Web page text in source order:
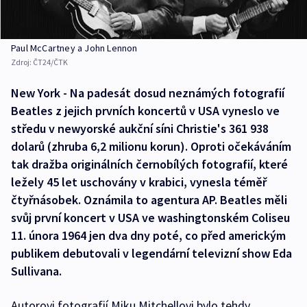
Paul McCartney a John Lennon
Zdroj: ČT24/ČTK
New York - Na padesát dosud neznámých fotografií
Beatles z jejich prvních koncertů v USA vyneslo ve
středu v newyorské aukční síni Christie's 361 938
dolarů (zhruba 6,2 milionu korun). Oproti očekáváním
tak dražba originálních černobílých fotografií, které
ležely 45 let uschovány v krabici, vynesla téměř
čtyřnásobek. Oznámila to agentura AP. Beatles měli
svůj první koncert v USA ve washingtonském Coliseu
11. února 1964 jen dva dny poté, co před americkým
publikem debutovali v legendární televizní show Eda
Sullivana.